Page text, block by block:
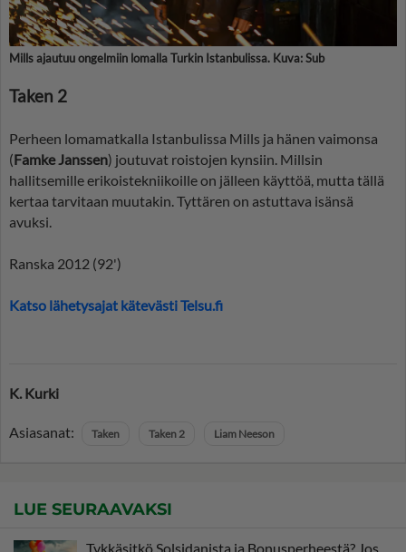
Mills ajautuu ongelmiin lomalla Turkin Istanbulissa. Kuva: Sub
Taken 2
Perheen lomamatkalla Istanbulissa Mills ja hänen vaimonsa
(Famke Janssen) joutuvat roistojen kynsiin. Millsin
hallitsemille erikoistekniikoille on jälleen käyttöä, mutta tällä
kertaa tarvitaan muutakin. Tyttären on astuttava isänsä
avuksi.
Ranska 2012 (92')
Katso lähetysajat kätevästi Telsu.fi
K. Kurki
Asiasanat: Taken Taken 2 Liam Neeson
LUE SEURAAVAKSI
Tykkäsitkö Solsidanista ja Bonusperheestä? Jos